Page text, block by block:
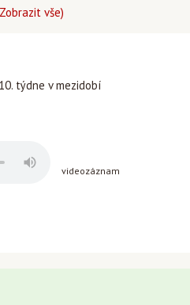
vše)
týdne v mezidobí
videozáznam